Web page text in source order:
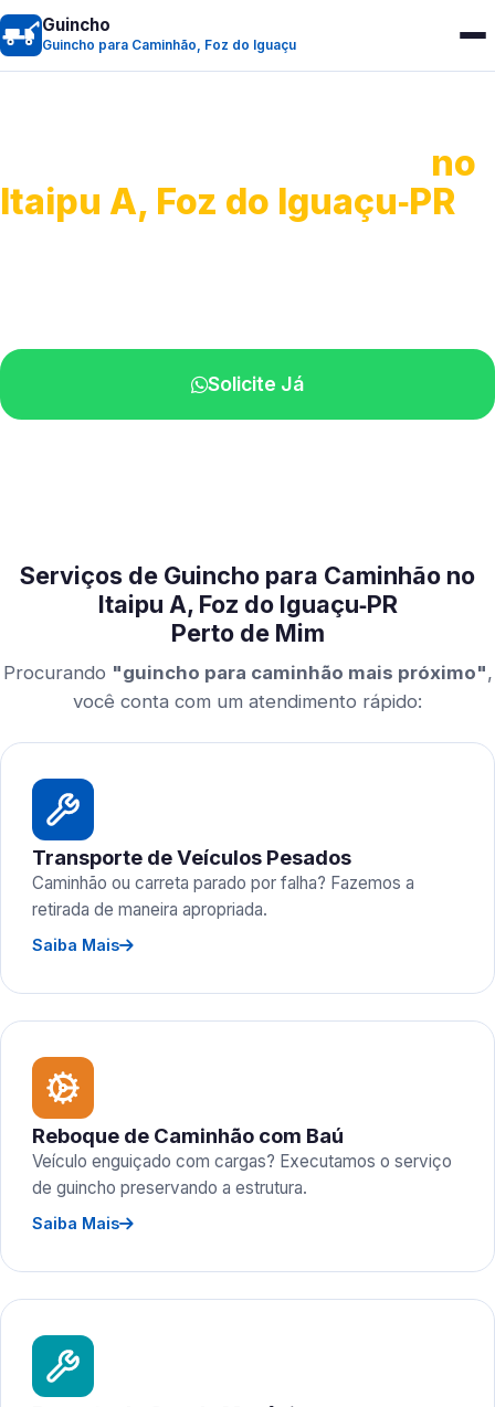
Guincho
Guincho para Caminhão, Foz do Iguaçu
no
Itaipu A, Foz do Iguaçu‑PR
Solicite Já
Serviços de Guincho para Caminhão no
Itaipu A, Foz do Iguaçu‑PR
Perto de Mim
Procurando "guincho para caminhão mais próximo",
você conta com um atendimento rápido:
Transporte de Veículos Pesados
Caminhão ou carreta parado por falha? Fazemos a
retirada de maneira apropriada.
Saiba Mais
Reboque de Caminhão com Baú
Veículo enguiçado com cargas? Executamos o serviço
de guincho preservando a estrutura.
Saiba Mais